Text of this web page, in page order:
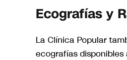
Ecografías y
La Clínica Popular
ecografías